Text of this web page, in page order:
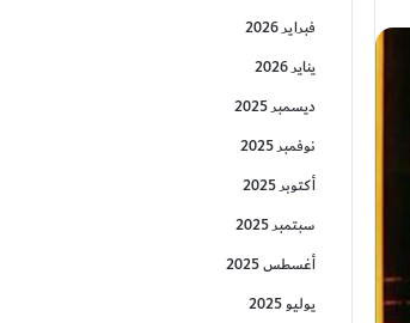
فبراير 2026
يناير 2026
ديسمبر 2025
نوفمبر 2025
أكتوبر 2025
سبتمبر 2025
أغسطس 2025
يوليو 2025